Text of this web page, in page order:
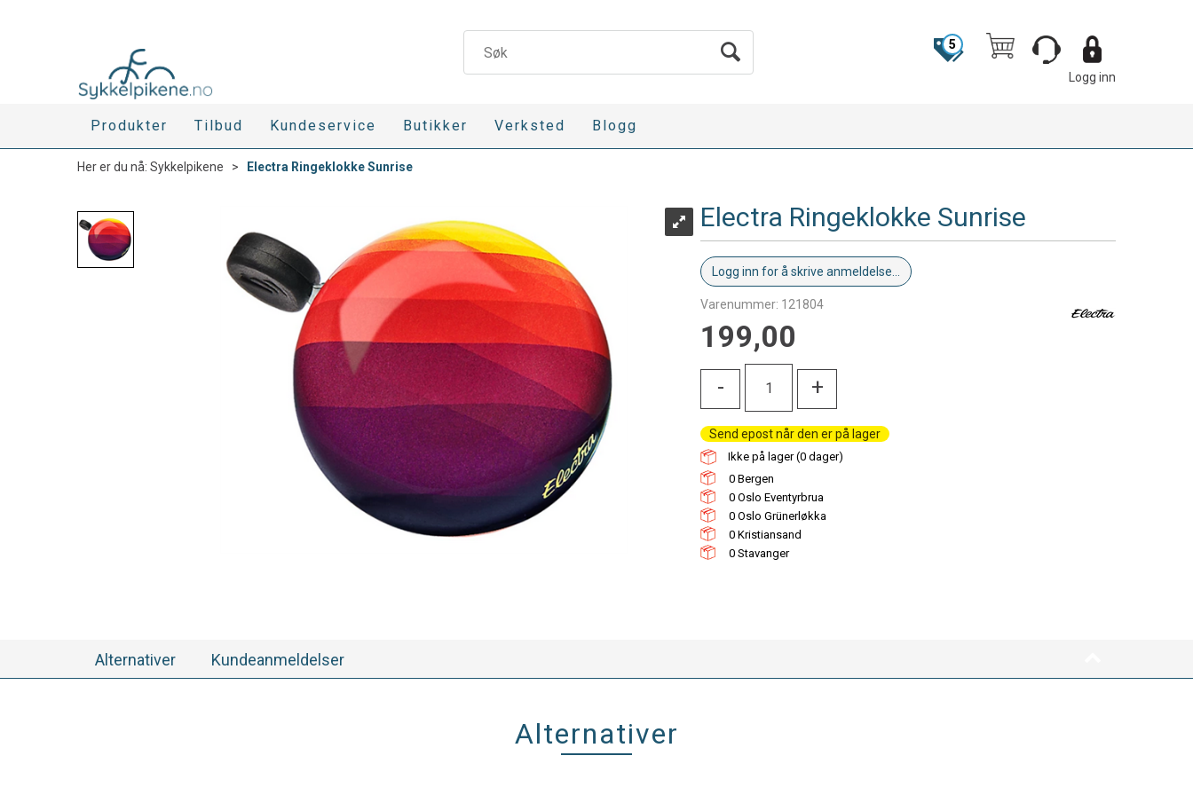
Logg inn
5
Produkter Tilbud Kundeservice Butikker Verksted Blogg
Her er du nå: Sykkelpikene > Electra Ringeklokke Sunrise
Electra Ringeklokke Sunrise
Logg inn for å skrive anmeldelse...
Varenummer: 121804
199,00
- +
Send epost når den er på lager
Ikke på lager (0 dager)
0
0
0
0
0
Alternativer Kundeanmeldelser
Alternativer